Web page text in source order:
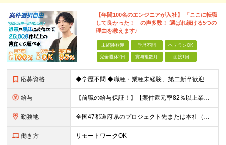
【年間100名のエンジニアが入社】 「ここに転職
して良かった！」の声多数！ 選ばれ続ける5つの
理由を教えます♪
未経験歓迎 学歴不問 ベテランOK
完全週休2日 賞与複数月 面接1回
応募資格 ◆学歴不問 ◆職種・業種未経験、第二新卒歓迎 【具体的には】 1ヶ月でも実務経験があれば尚◎ ※豊富な経験者は特に給与面で大きな優遇有 ＜経験浅めの方でも歓迎＞ ★以下「◎」いずれかに該当され
給与 【前職の給与保証！】【案件還元率82％以上業界最高水準！】【転職者の100%が収入UPを実現！】 ＼スキルに見合った収入を望む方は、ぜひ！／ 【経験1年未満の方】 月給23万円～35万円 ※月給には
勤務地 全国47都道府県のプロジェクト先または本社（新宿区） ◎勤務地は希望を考慮。転勤はありません。 ◎フルリモート(完全在宅勤務）多数あります。 ◎転職時にお引越しをご検討の際には引越し費用または住宅手
働き方 リモートワークOK